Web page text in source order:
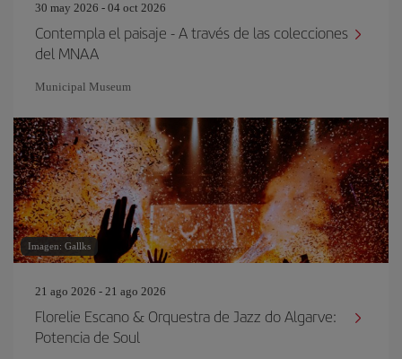
30 may 2026 - 04 oct 2026
Contempla el paisaje - A través de las colecciones
del MNAA
Municipal Museum
Imagen: Gallks
21 ago 2026 - 21 ago 2026
Florelie Escano & Orquestra de Jazz do Algarve:
Potencia de Soul